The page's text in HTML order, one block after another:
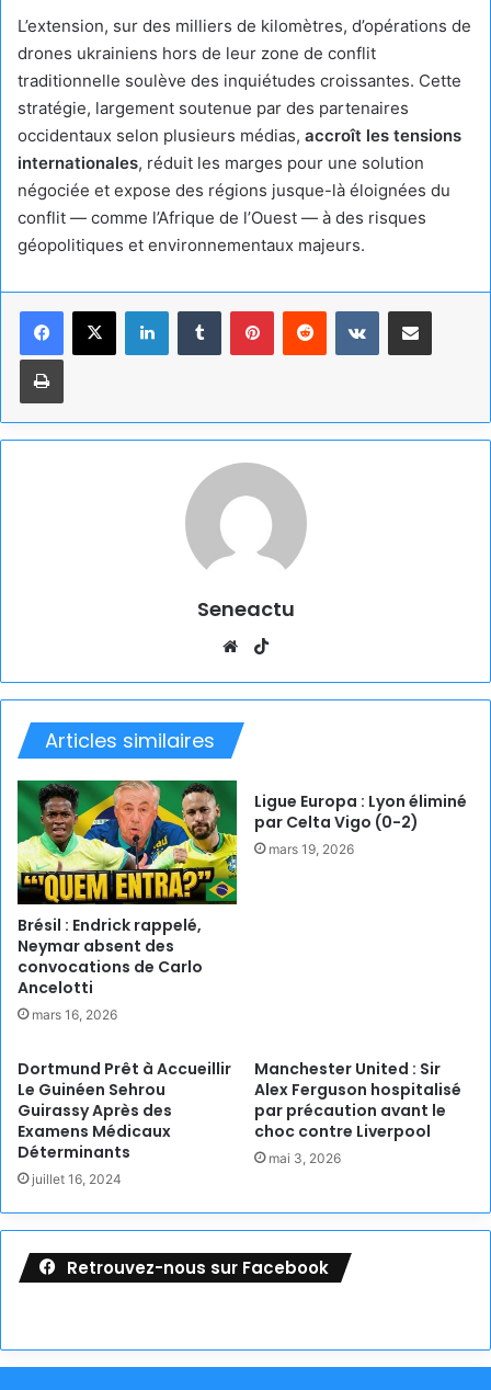
L’extension, sur des milliers de kilomètres, d’opérations de
drones ukrainiens hors de leur zone de conflit
traditionnelle soulève des inquiétudes croissantes. Cette
stratégie, largement soutenue par des partenaires
occidentaux selon plusieurs médias, accroît les tensions
internationales, réduit les marges pour une solution
négociée et expose des régions jusque-là éloignées du
conflit — comme l’Afrique de l’Ouest — à des risques
géopolitiques et environnementaux majeurs.
LinkedinTumblr PinterestReddit VKontaktePartager par email
Imprimer
Seneactu
Website
Articles similaires
Brésil : Endrick rappelé,
Neymar absent des
convocations de Carlo
Ancelotti
mars 16, 2026
Ligue Europa : Lyon éliminé
par Celta Vigo (0-2)
mars 19, 2026
Dortmund Prêt à Accueillir
Le Guinéen Sehrou
Guirassy Après des
Examens Médicaux
Déterminants
juillet 16, 2024
Manchester United : Sir
Alex Ferguson hospitalisé
par précaution avant le
choc contre Liverpool
mai 3, 2026
Retrouvez-nous sur Facebook